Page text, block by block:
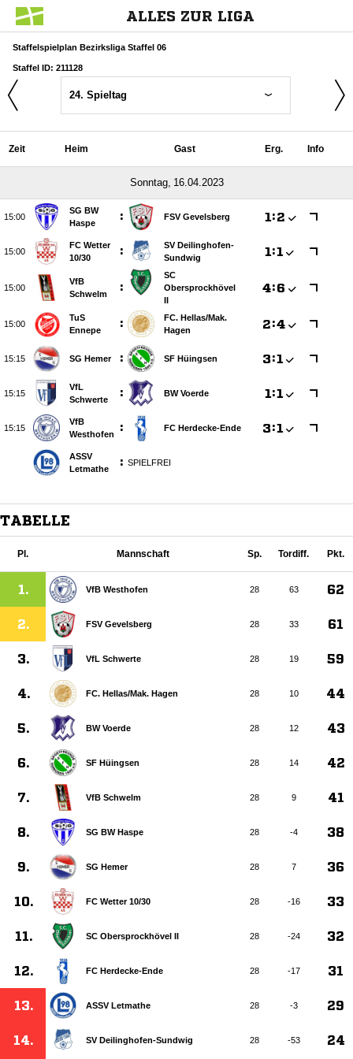
ALLES ZUR LIGA
Staffelspielplan Bezirksliga Staffel 06
Staffel ID: 211128
24. Spieltag
Zeit Heim Gast Erg. Info
 

SG BW
Haspe
: FSV Gevelsberg  :

FC Wetter
10/​30
:
SV Deilinghofen-
Sundwig
 :

VfB
Schwelm
:
SC
Obersprockhövel
II
:

TuS
Ennepe
:
FC. Hellas/​Mak.
Hagen
:
 SG Hemer : SF Hüingsen :

VfL
Schwerte
: BW Voerde  :

VfB
Westhofen
: FC Herdecke-Ende :
ASSV
Letmathe
: SPIELFREI
TABELLE
Pl. Mannschaft Sp. Tordiff. Pkt.
1. VfB Westhofen 28 63 62
2. FSV Gevelsberg 28 33 61
3. VfL Schwerte 28 19 59
4. FC. Hellas/​Mak. Hagen 28 10 44
5. BW Voerde 28 12 43
6. SF Hüingsen 28 14 42
7. VfB Schwelm 28 9 41
8. SG BW Haspe 28 -4 38
9. SG Hemer 28 7 36
10. FC Wetter 10/​30 28 -16 33
11. SC Obersprockhövel II 28 -24 32
12. FC Herdecke-Ende 28 -17 31
13. ASSV Letmathe 28 -3 29
14. SV Deilinghofen-Sundwig 28 -53 24